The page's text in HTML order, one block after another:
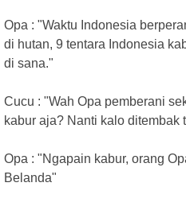
Opa : "Waktu Indonesia
di hutan, 9 tentara Indonesia
di sana."
Cucu : "Wah Opa pemberani
kabur aja? Nanti kalo ditembak
Opa : "Ngapain kabur, orang
Belanda"